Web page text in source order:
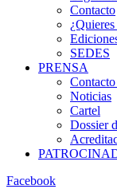
Contacto
SEDES
PRENSA
Noticias
Cartel
Dossier
Facebook